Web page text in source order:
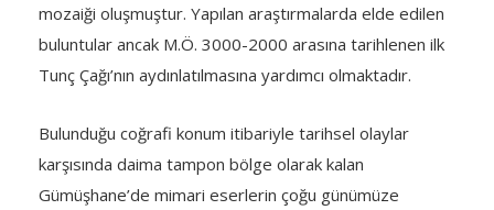
mozaiği oluşmuştur. Yapılan araştırmalarda elde edilen
buluntular ancak M.Ö. 3000-2000 arasına tarihlenen ilk
Tunç Çağı’nın aydınlatılmasına yardımcı olmaktadır.
Bulunduğu coğrafi konum itibariyle tarihsel olaylar
karşısında daima tampon bölge olarak kalan
Gümüşhane’de mimari eserlerin çoğu günümüze